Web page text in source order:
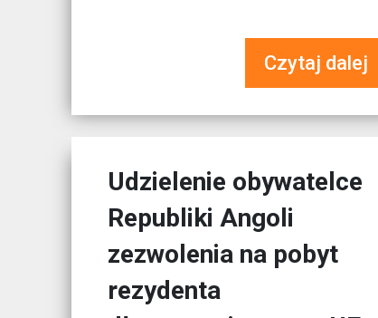
Czytaj dalej
Udzielenie obywatelce
Republiki Angoli
zezwolenia na pobyt
rezydenta